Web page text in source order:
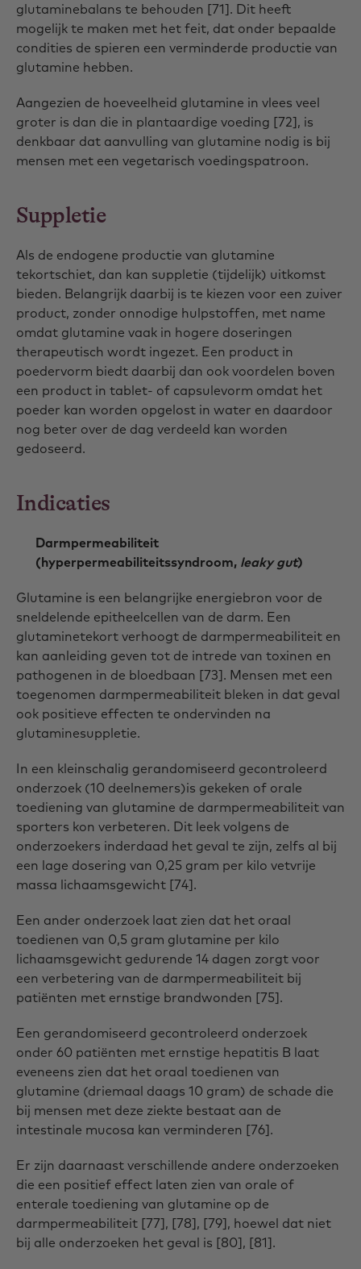
glutaminebalans te behouden [71]. Dit heeft
mogelijk te maken met het feit, dat onder bepaalde
condities de spieren een verminderde productie van
glutamine hebben.
Aangezien de hoeveelheid glutamine in vlees veel
groter is dan die in plantaardige voeding [72], is
denkbaar dat aanvulling van glutamine nodig is bij
mensen met een vegetarisch voedingspatroon.
Suppletie
Als de endogene productie van glutamine
tekortschiet, dan kan suppletie (tijdelijk) uitkomst
bieden. Belangrijk daarbij is te kiezen voor een zuiver
product, zonder onnodige hulpstoffen, met name
omdat glutamine vaak in hogere doseringen
therapeutisch wordt ingezet. Een product in
poedervorm biedt daarbij dan ook voordelen boven
een product in tablet- of capsulevorm omdat het
poeder kan worden opgelost in water en daardoor
nog beter over de dag verdeeld kan worden
gedoseerd.
Indicaties
Darmpermeabiliteit
(hyperpermeabiliteitssyndroom, leaky gut)
Glutamine is een belangrijke energiebron voor de
sneldelende epitheelcellen van de darm. Een
glutaminetekort verhoogt de darmpermeabiliteit en
kan aanleiding geven tot de intrede van toxinen en
pathogenen in de bloedbaan [73]. Mensen met een
toegenomen darmpermeabiliteit bleken in dat geval
ook positieve effecten te ondervinden na
glutaminesuppletie.
In een kleinschalig gerandomiseerd gecontroleerd
onderzoek (10 deelnemers)is gekeken of orale
toediening van glutamine de darmpermeabiliteit van
sporters kon verbeteren. Dit leek volgens de
onderzoekers inderdaad het geval te zijn, zelfs al bij
een lage dosering van 0,25 gram per kilo vetvrije
massa lichaamsgewicht [74].
Een ander onderzoek laat zien dat het oraal
toedienen van 0,5 gram glutamine per kilo
lichaamsgewicht gedurende 14 dagen zorgt voor
een verbetering van de darmpermeabiliteit bij
patiënten met ernstige brandwonden [75].
Een gerandomiseerd gecontroleerd onderzoek
onder 60 patiënten met ernstige hepatitis B laat
eveneens zien dat het oraal toedienen van
glutamine (driemaal daags 10 gram) de schade die
bij mensen met deze ziekte bestaat aan de
intestinale mucosa kan verminderen [76].
Er zijn daarnaast verschillende andere onderzoeken
die een positief effect laten zien van orale of
enterale toediening van glutamine op de
darmpermeabiliteit [77], [78], [79], hoewel dat niet
bij alle onderzoeken het geval is [80], [81].